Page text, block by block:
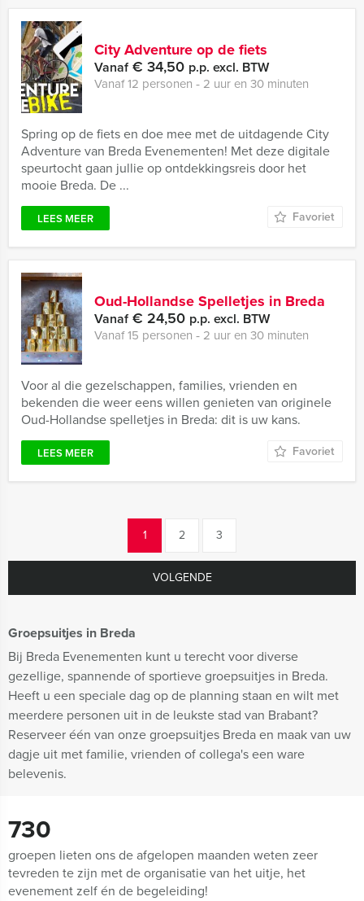
Groepsuitjes in Breda
Bij Breda Evenementen kunt u terecht voor diverse
gezellige, spannende of sportieve groepsuitjes in Breda.
Heeft u een speciale dag op de planning staan en wilt met
meerdere personen uit in de leukste stad van Brabant?
Reserveer één van onze groepsuitjes Breda en maak van uw
dagje uit met familie, vrienden of collega's een ware
belevenis.
City Adventure op de fiets
Vanaf€ 34,50 p.p. excl. BTW
Vanaf 12 personen ‐ 2 uur en 30 minuten
Spring op de fiets en doe mee met de uitdagende City
Adventure van Breda Evenementen! Met deze digitale
speurtocht gaan jullie op ontdekkingsreis door het
mooie Breda. De ...
LEES MEER Favoriet
Oud-Hollandse Spelletjes in Breda
Vanaf€ 24,50 p.p. excl. BTW
Vanaf 15 personen ‐ 2 uur en 30 minuten
Voor al die gezelschappen, families, vrienden en
bekenden die weer eens willen genieten van originele
Oud-Hollandse spelletjes in Breda: dit is uw kans.
LEES MEER Favoriet
1 2 3
VOLGENDE
730
groepen lieten ons de afgelopen maanden weten zeer
tevreden te zijn met de organisatie van het uitje, het
evenement zelf én de begeleiding!